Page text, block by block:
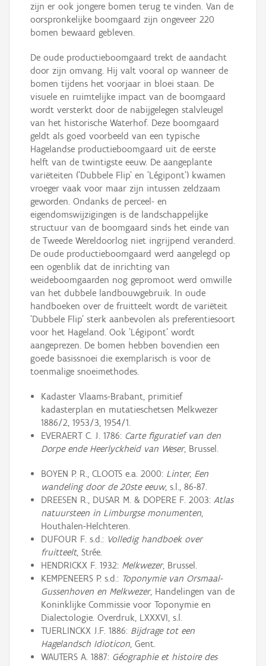
zijn er ook jongere bomen terug te vinden. Van de
oorspronkelijke boomgaard zijn ongeveer 220
bomen bewaard gebleven.
De oude productieboomgaard trekt de aandacht
door zijn omvang. Hij valt vooral op wanneer de
bomen tijdens het voorjaar in bloei staan. De
visuele en ruimtelijke impact van de boomgaard
wordt versterkt door de nabijgelegen stalvleugel
van het historische Waterhof. Deze boomgaard
geldt als goed voorbeeld van een typische
Hagelandse productieboomgaard uit de eerste
helft van de twintigste eeuw. De aangeplante
variëteiten ('Dubbele Flip' en 'Légipont') kwamen
vroeger vaak voor maar zijn intussen zeldzaam
geworden. Ondanks de perceel- en
eigendomswijzigingen is de landschappelijke
structuur van de boomgaard sinds het einde van
de Tweede Wereldoorlog niet ingrijpend veranderd.
De oude productieboomgaard werd aangelegd op
een ogenblik dat de inrichting van
weideboomgaarden nog gepromoot werd omwille
van het dubbele landbouwgebruik. In oude
handboeken over de fruitteelt wordt de variëteit
'Dubbele Flip' sterk aanbevolen als preferentiesoort
voor het Hageland. Ook 'Légipont' wordt
aangeprezen. De bomen hebben bovendien een
goede basissnoei die exemplarisch is voor de
toenmalige snoeimethodes.
Kadaster Vlaams-Brabant, primitief
kadasterplan en mutatieschetsen Melkwezer
1886/2, 1953/3, 1954/1.
EVERAERT C. J. 1786: Carte figuratief van den
Dorpe ende Heerlyckheid van Weser, Brussel.
BOYEN P. R., CLOOTS e.a. 2000: Linter, Een
wandeling door de 20ste eeuw, s.l., 86-87.
DREESEN R., DUSAR M. & DOPERE F. 2003: Atlas
natuursteen in Limburgse monumenten,
Houthalen-Helchteren.
DUFOUR F. s.d.: Volledig handboek over
fruitteelt, Strée.
HENDRICKX F. 1932: Melkwezer, Brussel.
KEMPENEERS P. s.d.: Toponymie van Orsmaal-
Gussenhoven en Melkwezer, Handelingen van de
Koninklijke Commissie voor Toponymie en
Dialectologie. Overdruk, LXXXVI, s.l.
TUERLINCKX J.F. 1886: Bijdrage tot een
Hagelandsch Idioticon, Gent.
WAUTERS A. 1887: Géographie et histoire des